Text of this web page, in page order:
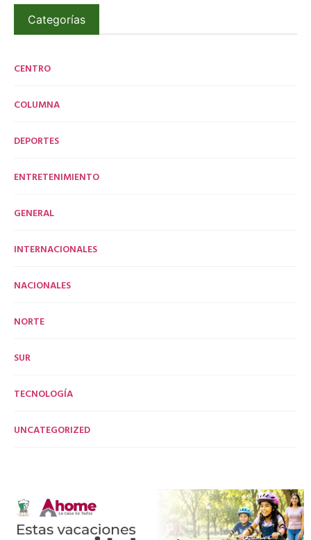
Categorías
CENTRO
COLUMNA
DEPORTES
ENTRETENIMIENTO
GENERAL
INTERNACIONALES
NACIONALES
NORTE
SUR
TECNOLOGÍA
UNCATEGORIZED